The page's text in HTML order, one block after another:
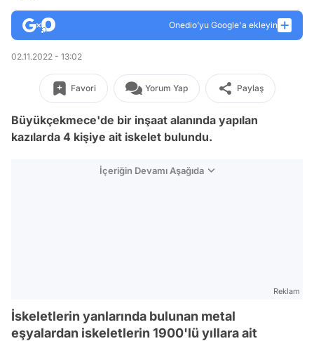
Onedio’yu Google'a ekleyin
02.11.2022 - 13:02
Favori Yorum Yap Paylaş
Büyükçekmece'de bir inşaat alanında yapılan
kazılarda 4 kişiye ait iskelet bulundu.
İçeriğin Devamı Aşağıda
Reklam
İskeletlerin yanlarında bulunan metal
eşyalardan iskeletlerin 1900'lü yıllara ait